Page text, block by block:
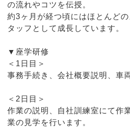
の流れやコツを伝授。
約3ヶ月が経つ頃にはほとんど
タッフとして成長しています。
▼座学研修
＜1日目＞
事務手続き、会社概要説明、車
＜2日目＞
作業の説明、自社訓練室にて作
業の見学を行います。